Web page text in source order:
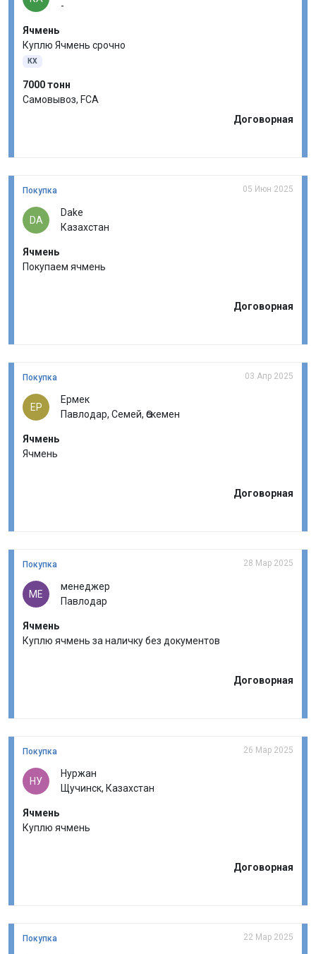
-
Ячмень
Куплю Ячмень срочно
КХ
7000 тонн
Самовывоз, FCA
Договорная
Покупка 05 Июн 2025
DA
Dake
Казахстан
Ячмень
Покупаем ячмень
Договорная
Покупка 03 Апр 2025
ЕР
Ермек
Павлодар, Семей, Өскемен
Ячмень
Ячмень
Договорная
Покупка 28 Мар 2025
МЕ
менеджер
Павлодар
Ячмень
Куплю ячмень за наличку без документов
Договорная
Покупка 26 Мар 2025
НУ
Нуржан
Щучинск, Казахстан
Ячмень
Куплю ячмень
Договорная
Покупка 22 Мар 2025